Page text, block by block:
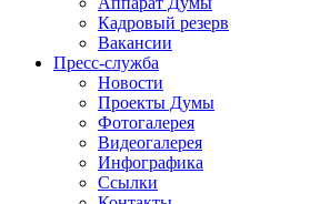
Кадровый резерв
Вакансии
Пресс-служба
Новости
Проекты Думы
Фотогалерея
Видеогалерея
Инфографика
Ссылки